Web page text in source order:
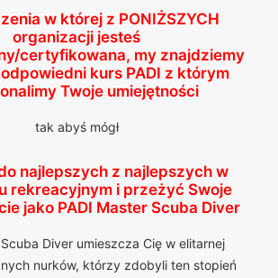
w której z PONIŻSZYCH
organizacji jesteś
certyfikowana, my znajdziemy
kurs PADI z którym
Twoje umiejętności
tak abyś mógł
najlepszych z najlepszych w
rekreacyjnym i przeżyć Swoje
jako PADI Master Scuba Diver
Diver umieszcza Cię w elitarnej
nurków, którzy zdobyli ten stopień